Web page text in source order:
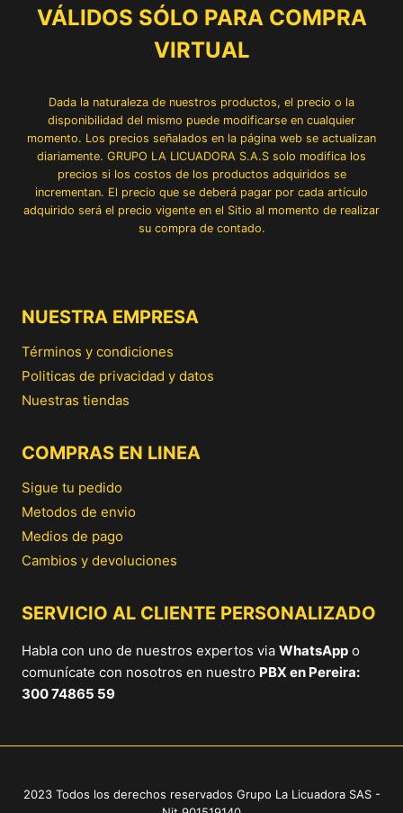
VÁLIDOS SÓLO PARA COMPRA
VIRTUAL
Dada la naturaleza de nuestros productos, el precio o la
disponibilidad del mismo puede modificarse en cualquier
momento. Los precios señalados en la página web se actualizan
diariamente. GRUPO LA LICUADORA S.A.S solo modifica los
precios si los costos de los productos adquiridos se
incrementan. El precio que se deberá pagar por cada artículo
adquirido será el precio vigente en el Sitio al momento de realizar
su compra de contado.
NUESTRA EMPRESA
Términos y condiciones
Politicas de privacidad y datos
Nuestras tiendas
COMPRAS EN LINEA
Sigue tu pedido
Metodos de envio
Medios de pago
Cambios y devoluciones
SERVICIO AL CLIENTE PERSONALIZADO
Habla con uno de nuestros expertos via WhatsApp o
comunícate con nosotros en nuestro PBX en Pereira:
300 74865 59
2023 Todos los derechos reservados Grupo La Licuadora SAS -